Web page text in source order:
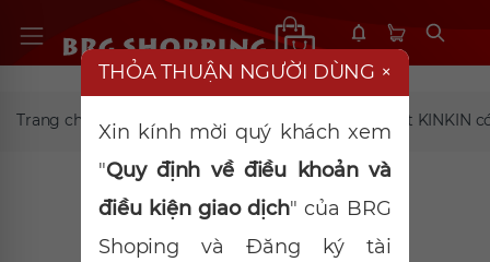
Trang chủ Giấy, bông, đồ gia dụng Khăn ướt KINKIN
THỎA THUẬN NGƯỜI DÙNG ×
Xin kính mời quý khách xem
"Quy định về điều khoản và
điều kiện giao dịch" của BRG
Shoping và Đăng ký tài